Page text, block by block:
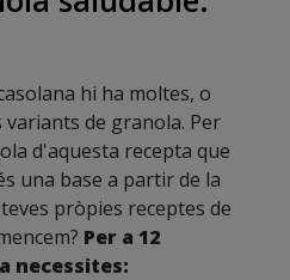
hi ha moltes, o
de granola. Per
d'aquesta recepta que
una base a partir de la
pròpies receptes de
Per a 12
necessites: